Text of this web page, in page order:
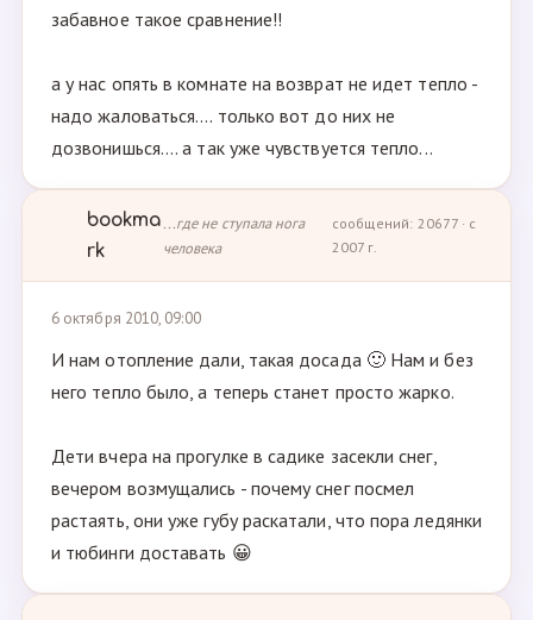
забавное такое сравнение!!
а у нас опять в комнате на возврат не идет тепло -
надо жаловаться.... только вот до них не
дозвонишься.... а так уже чувствуется тепло...
bookma
rk
...где не ступала нога
человека
сообщений: 20677 · с
2007 г.
6 октября 2010, 09:00
И нам отопление дали, такая досада 🙂 Нам и без
него тепло было, а теперь станет просто жарко.
Дети вчера на прогулке в садике засекли снег,
вечером возмущались - почему снег посмел
растаять, они уже губу раскатали, что пора ледянки
и тюбинги доставать 😀